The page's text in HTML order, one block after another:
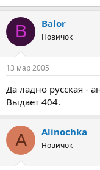
B Balor
Новичок
13 мар 2005
Да ладно русская -
Выдает 404.
A Alinochka
Новичок